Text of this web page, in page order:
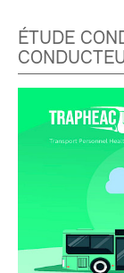
ÉTUDE